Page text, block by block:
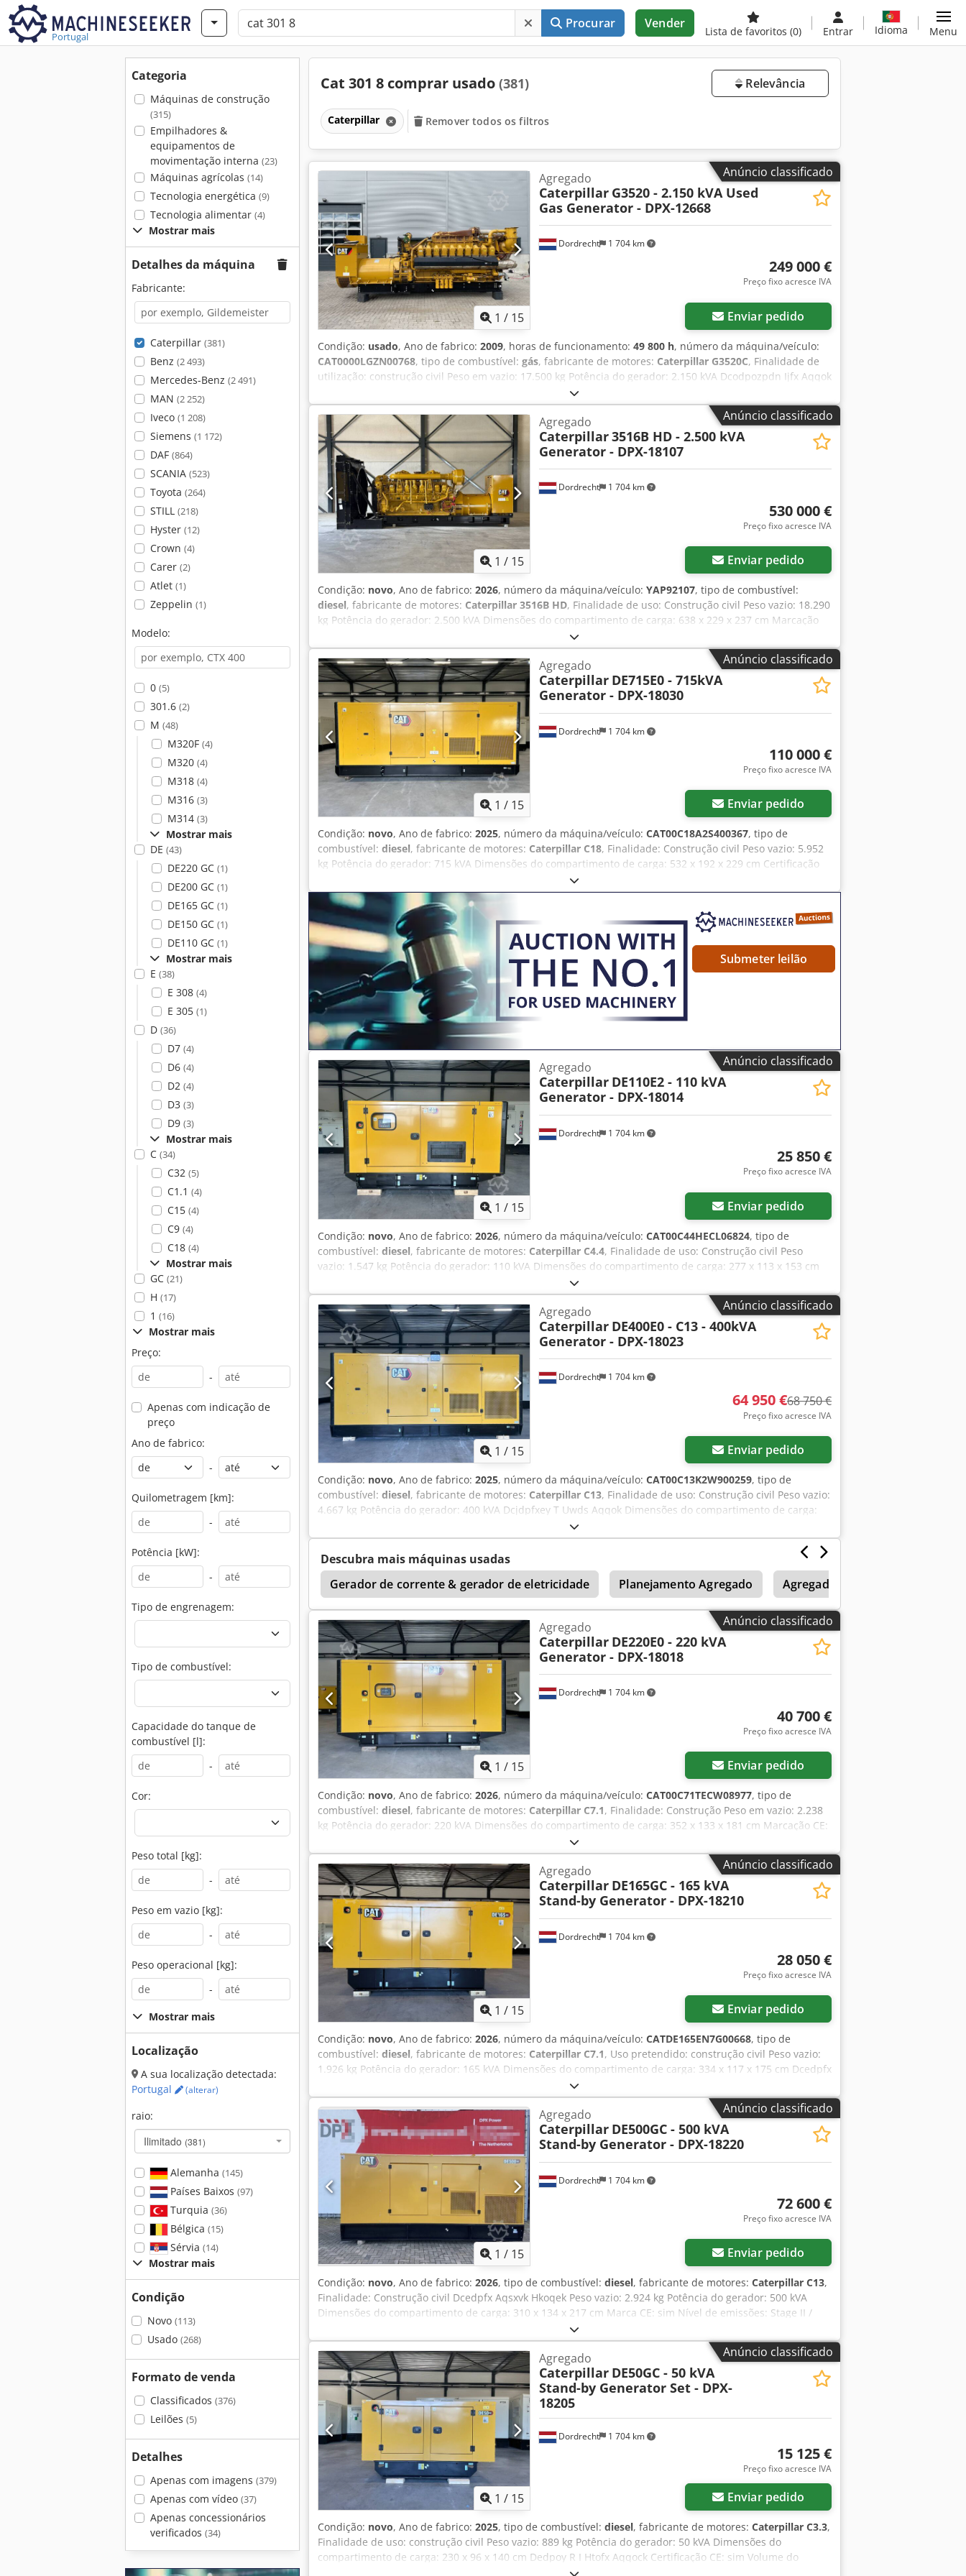
Portugal
Procurar Vender
Lista de favoritos (0) Entrar Idioma Menu
Categoria
Máquinas de construção
(315)
Empilhadores &
equipamentos de
movimentação interna (23)
Máquinas agrícolas (14)
Tecnologia energética (9)
Tecnologia alimentar (4)
Mostrar mais
Detalhes da máquina
Fabricante:
Caterpillar (381)
Benz (2 493)
Mercedes-Benz (2 491)
MAN (2 252)
Iveco (1 208)
Siemens (1 172)
DAF (864)
SCANIA (523)
Toyota (264)
STILL (218)
Hyster (12)
Crown (4)
Carer (2)
Atlet (1)
Zeppelin (1)
Modelo:
0 (5)
301.6 (2)
M (48)
M320F (4)
M320 (4)
M318 (4)
M316 (3)
M314 (3)
Mostrar mais
DE (43)
DE220 GC (1)
DE200 GC (1)
DE165 GC (1)
DE150 GC (1)
DE110 GC (1)
Mostrar mais
E (38)
E 308 (4)
E 305 (1)
D (36)
D7 (4)
D6 (4)
D2 (4)
D3 (3)
D9 (3)
Mostrar mais
C (34)
C32 (5)
C1.1 (4)
C15 (4)
C9 (4)
C18 (4)
Mostrar mais
GC (21)
H (17)
1 (16)
Mostrar mais
Preço:
-
Apenas com indicação de
preço
Ano de fabrico:
-
Quilometragem [km]:
-
Potência [kW]:
-
Tipo de engrenagem:
Tipo de combustível:
Capacidade do tanque de
combustível [l]:
-
Cor:
Peso total [kg]:
-
Peso em vazio [kg]:
-
Peso operacional [kg]:
-
Mostrar mais
Localização
A sua localização detectada:
Portugal
(alterar)
raio:
Ilimitado (381)
Alemanha (145)
Países Baixos (97)
Turquia (36)
Bélgica (15)
Sérvia (14)
Mostrar mais
Condição
Novo (113)
Usado (268)
Formato de venda
Classificados (376)
Leilões (5)
Detalhes
Apenas com imagens (379)
Apenas com vídeo (37)
Apenas concessionários
verificados (34)
Cat 301 8 comprar usado (381) Relevância
Caterpillar Remover todos os filtros
Anúncio classificado
1 / 15
Dordrecht 1 704 km
Agregado
Caterpillar G3520 - 2.150 kVA Used
Gas Generator - DPX-12668
249 000 €
Preço fixo acresce IVA
Enviar pedido
Condição: usado, Ano de fabrico: 2009, horas de funcionamento: 49 800 h, número da máquina/veículo:
CAT0000LGZN00768, tipo de combustível: gás, fabricante de motores: Caterpillar G3520C, Finalidade de
utilização: construção civil Peso em vazio: 17.500 kg Potência do gerador: 2.150 kVA Dcodpozpdn Ijfx Aqqok
Dimensões da área de carga: 7 x 2 x 27 cm Contacte a equipa DPX para obter mais informações. = Outras
opções e acessórios = - Painel de controlo
Anúncio classificado
1 / 15
Dordrecht 1 704 km
Agregado
Caterpillar3516B HD - 2.500 kVA
Generator - DPX-18107
530 000 €
Preço fixo acresce IVA
Enviar pedido
Condição: novo, Ano de fabrico: 2026, número da máquina/veículo: YAP92107, tipo de combustível:
diesel, fabricante de motores: Caterpillar 3516B HD, Finalidade de uso: Construção civil Peso vazio: 18.290
kg Potência do gerador: 2.500 kVA Dimensões do compartimento de carga: 638 x 229 x 237 cm Marcação
CE: sim Entre em contato com a equipe DPX para mais informações. Dedpfxsy R I D So Aqqjck = Outras
opções e acessórios = - Painel de controle
Anúncio classificado
1 / 15
Dordrecht 1 704 km
Agregado
Caterpillar DE715E0 - 715kVA
Generator - DPX-18030
110 000 €
Preço fixo acresce IVA
Enviar pedido
Condição: novo, Ano de fabrico: 2025, número da máquina/veículo: CAT00C18A2S400367, tipo de
combustível: diesel, fabricante de motores: Caterpillar C18, Finalidade: Construção civil Peso vazio: 5.952
kg Potência do gerador: 715 kVA Dimensões do compartimento de carga: 532 x 192 x 229 cm Certificação
CE: sim Volume do tanque de água: 1.082 l Entre em contato com a equipe DPX para mais informações. =
Outras opções e acessórios = Dcjdpfx Aqjy Ttpfsqok - Bateria - Painel de controle - Teto de aço - Tanque
Submeter leilão
Anúncio classificado
1 / 15
Dordrecht 1 704 km
Agregado
Caterpillar DE110E2 - 110 kVA
Generator - DPX-18014
25 850 €
Preço fixo acresce IVA
Enviar pedido
Condição: novo, Ano de fabrico: 2026, número da máquina/veículo: CAT00C44HECL06824, tipo de
combustível: diesel, fabricante de motores: Caterpillar C4.4, Finalidade de uso: Construção civil Peso
vazio: 1.547 kg Potência do gerador: 110 kVA Dimensões do compartimento de carga: 277 x 113 x 153 cm
Certificação CE: sim Volume do tanque de água: 250 l Entre em contato com a equipe DPX para mais
informações. = Outras opções e acessórios = Dcedpfx Ajy S N N Eeqqjk - Bateria - Painel de controle - Teto
de aço - Caminhão cisterna
Anúncio classificado
1 / 15
Dordrecht 1 704 km
Agregado
Caterpillar DE400E0 - C13 - 400kVA
Generator - DPX-18023
64 950 €68 750 €
Preço fixo acresce IVA
Enviar pedido
Condição: novo, Ano de fabrico: 2025, número da máquina/veículo: CAT00C13K2W900259, tipo de
combustível: diesel, fabricante de motores: Caterpillar C13, Finalidade de uso: Construção civil Peso vazio:
4.667 kg Potência do gerador: 400 kVA Dcjdpfxey T Uwds Aqqok Dimensões do compartimento de carga:
493 x 162 x 222 cm Certificação CE: sim Volume do tanque de água: 800 l País de fabricação: CN Entre em
contato com a equipe DPX para mais informações. = Outras opções e acessórios = - Bateria - Painel de
controle - Teto de aço - Caminhão-pipa
Descubra mais máquinas usadas
Gerador de corrente & gerador de eletricidade
Planejamento Agregado Agregado
Cummins Cummins Gerador
Anúncio classificado
1 / 15
Dordrecht 1 704 km
Agregado
Caterpillar DE220E0 - 220 kVA
Generator - DPX-18018
40 700 €
Preço fixo acresce IVA
Enviar pedido
Condição: novo, Ano de fabrico: 2026, número da máquina/veículo: CAT00C71TECW08977, tipo de
combustível: diesel, fabricante de motores: Caterpillar C7.1, Finalidade: Construção Peso em vazio: 2.238
kg Potência do gerador: 220 kVA Dimensões do compartimento de carga: 352 x 133 x 181 cm Marcação CE:
sim Volume do tanque de água: 418 l País de produção: Reino Unido Contacte a equipa DPX para obter
mais informações. = Outras opções e acessórios = - Bateria Dsdpfx Aqow Thn Ueqeck - Painel de controlo -
Teto em aço - Camião cisterna
Anúncio classificado
1 / 15
Dordrecht 1 704 km
Agregado
Caterpillar DE165GC - 165 kVA
Stand-by Generator - DPX-18210
28 050 €
Preço fixo acresce IVA
Enviar pedido
Condição: novo, Ano de fabrico: 2026, número da máquina/veículo: CATDE165EN7G00668, tipo de
combustível: diesel, fabricante de motores: Caterpillar C7.1, Uso pretendido: construção civil Peso vazio:
1.926 kg Potência do gerador: 165 kVA Dimensões do compartimento de carga: 334 x 117 x 175 cm Dcedpfx
Aqowrwk Dsqok Certificação CE: sim Volume do tanque de água: 325 l Entre em contato com a equipe DPX
para mais informações. = Mais opções e acessórios = - Bateria - Painel de controle - Teto de aço - Tanque
Anúncio classificado
1 / 15
Dordrecht 1 704 km
Agregado
Caterpillar DE500GC - 500 kVA
Stand-by Generator - DPX-18220
72 600 €
Preço fixo acresce IVA
Enviar pedido
Condição: novo, Ano de fabrico: 2026, tipo de combustível: diesel, fabricante de motores: Caterpillar C13,
Finalidade: Construção civil Dcedpfx Aqsxvk Hkoqek Peso vazio: 2.924 kg Potência do gerador: 500 kVA
Dimensões do compartimento de carga: 310 x 134 x 217 cm Marca CE: sim Nível de emissões: Stage II /
Tier II Condições de entrega: EXW Volume do tanque de água: 721 l Entre em contato com a equipe DPX
para mais informações. = Outras opções e acessórios = - Bateria - Painel de controle - Teto de aço -
Caminhão-pipa
Anúncio classificado
1 / 15
Dordrecht 1 704 km
Agregado
Caterpillar DE50GC - 50 kVA
Stand-by Generator Set - DPX-
18205
15 125 €
Preço fixo acresce IVA
Enviar pedido
Condição: novo, Ano de fabrico: 2025, tipo de combustível: diesel, fabricante de motores: Caterpillar C3.3,
Finalidade de uso: construção civil Peso vazio: 889 kg Potência do gerador: 50 kVA Dimensões do
compartimento de carga: 230 x 96 x 140 cm Dedpoy R I Htofx Aqqock Certificação CE: sim Volume do
tanque de água: 103 l Entre em contato com a equipe DPX para mais informações. = Outras opções e